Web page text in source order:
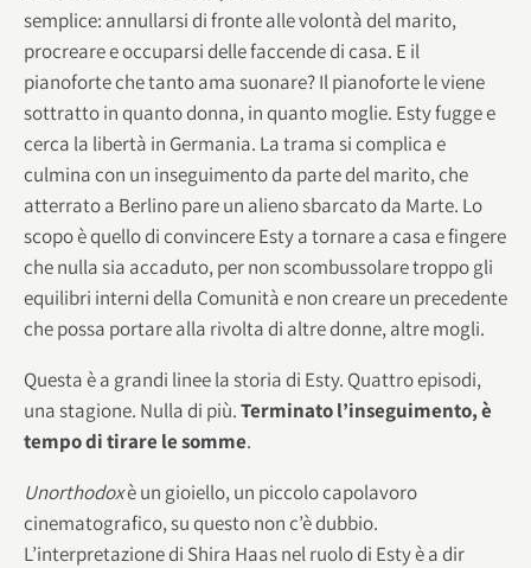
semplice: annullarsi di fronte alle volontà del marito,
procreare e occuparsi delle faccende di casa. E il
pianoforte che tanto ama suonare? Il pianoforte le viene
sottratto in quanto donna, in quanto moglie. Esty fugge e
cerca la libertà in Germania. La trama si complica e
culmina con un inseguimento da parte del marito, che
atterrato a Berlino pare un alieno sbarcato da Marte. Lo
scopo è quello di convincere Esty a tornare a casa e fingere
che nulla sia accaduto, per non scombussolare troppo gli
equilibri interni della Comunità e non creare un precedente
che possa portare alla rivolta di altre donne, altre mogli.
Questa è a grandi linee la storia di Esty. Quattro episodi,
una stagione. Nulla di più.Terminato l’inseguimento, è
tempo di tirare le somme.
Unorthodoxè un gioiello, un piccolo capolavoro
cinematografico, su questo non c’è dubbio.
L’interpretazione di Shira Haas nel ruolo di Esty è a dir